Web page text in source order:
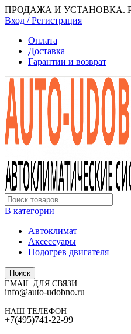
ПРОДАЖА И УСТАНОВКА.
Вход / Регистрация
Оплата
Доставка
Гарантии и возврат
В категории
Автоклимат
Аксессуары
Подогрев двигателя
Поиск
EMAIL ДЛЯ СВЯЗИ
info@auto-udobno.ru
НАШ ТЕЛЕФОН
+7(495)741-22-99